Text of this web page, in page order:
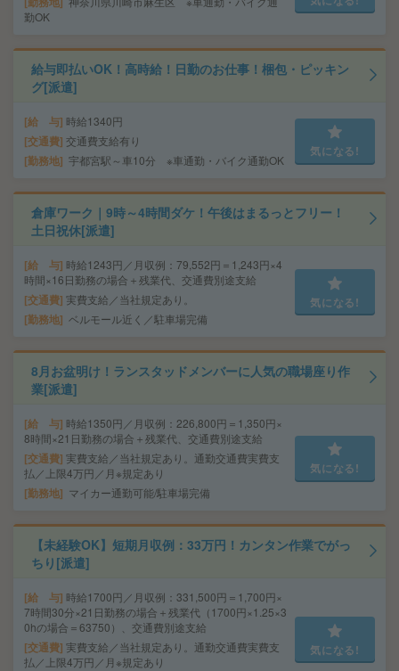
勤OK
給与即払いOK！高時給！日勤のお仕事！梱包・ピッキン
グ[派遣]
給 与 時給1340円
交通費 交通費支給有り
勤務地 宇都宮駅～車10分 ※車通勤・バイク通勤OK
気になる!
倉庫ワーク｜9時～4時間ダケ！午後はまるっとフリー！
土日祝休[派遣]
給 与 時給1243円／月収例：79,552円＝1,243円×4
時間×16日勤務の場合＋残業代、交通費別途支給
交通費 実費支給／当社規定あり。
勤務地 ベルモール近く／駐車場完備
気になる!
8月お盆明け！ランスタッドメンバーに人気の職場座り作
業[派遣]
給 与 時給1350円／月収例：226,800円＝1,350円×
8時間×21日勤務の場合＋残業代、交通費別途支給
交通費 実費支給／当社規定あり。通勤交通費実費支
払／上限4万円／月※規定あり
勤務地 マイカー通勤可能/駐車場完備
気になる!
【未経験OK】短期月収例：33万円！カンタン作業でがっ
ちり[派遣]
給 与 時給1700円／月収例：331,500円＝1,700円×
7時間30分×21日勤務の場合＋残業代（1700円×1.25×3
0hの場合＝63750）、交通費別途支給
交通費 実費支給／当社規定あり。通勤交通費実費支
払／上限4万円／月※規定あり
気になる!